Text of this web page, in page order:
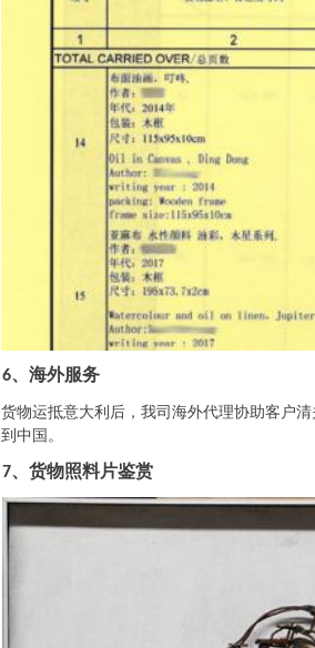
6、 海外服务
货物运抵意大利后，我司海外代理协助客户
到中国。
7、 货物照料片鉴赏